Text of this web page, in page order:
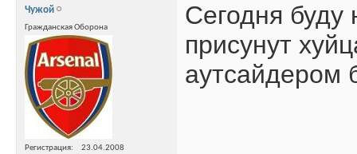
Чужой
Гражданская Оборона
Регистрация
23.04.2008
Сегодня буду
присунут
аутсайдером